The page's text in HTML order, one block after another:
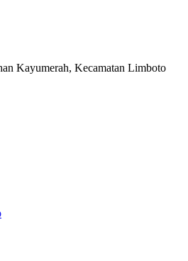
Kayumerah, Kecamatan Limboto